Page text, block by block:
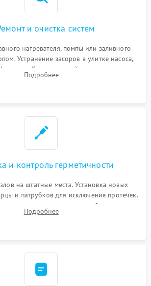
и очистка систем
нагревателя, помпы или заливного
Устранение засоров в улитке насоса,
Компонентный ремонт платы
поврежденной проводки.
Подробнее
и контроль герметичности
на штатные места. Установка новых
и патрубков для исключения протечек.
хомутов гидравлической системы,
и установка датчика поплавка.
Подробнее